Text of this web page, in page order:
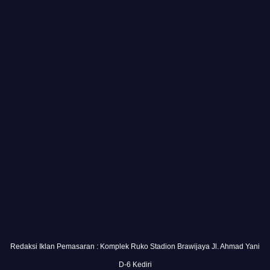
Redaksi Iklan Pemasaran : Komplek Ruko Stadion Brawijaya Jl. Ahmad Yani
D-6 Kediri